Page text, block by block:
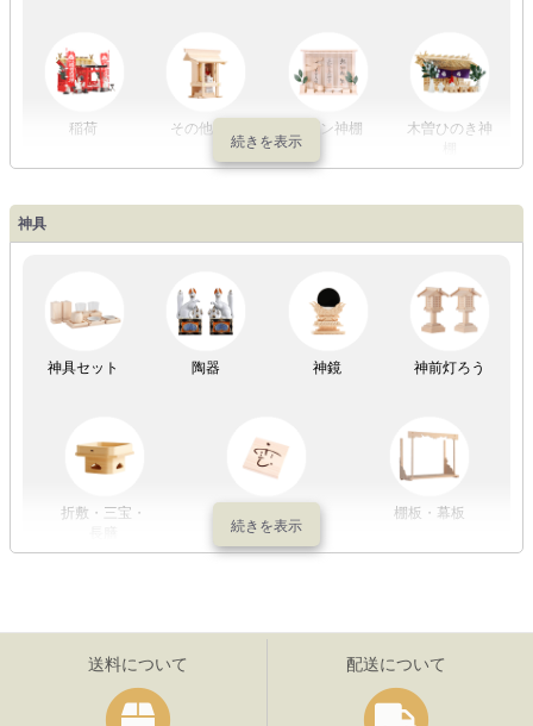
稲荷 その他の社 モダン神棚
木曽ひのき神
神具
神具セット 陶器 神鏡 神前灯ろう
折敷・三宝・
棚板・幕板
送料について 配送について